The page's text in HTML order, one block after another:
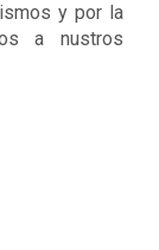
y por la
a nustros